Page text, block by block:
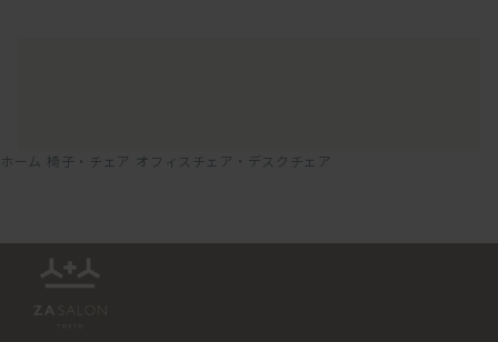
ホーム 椅子・チェア オフィスチェア・デスクチェア